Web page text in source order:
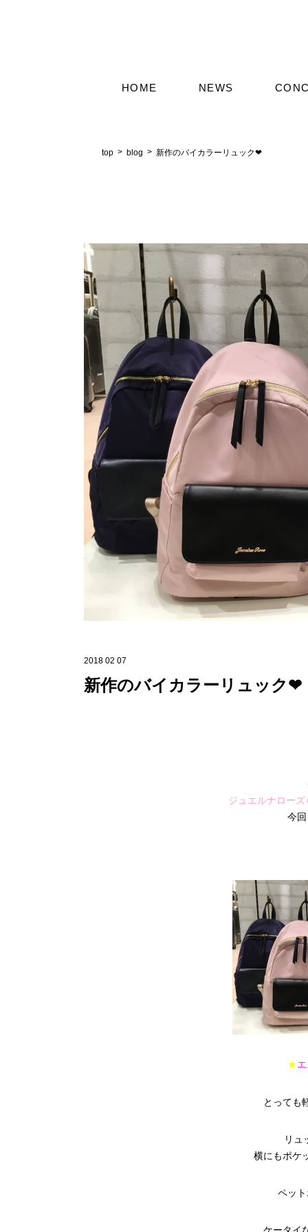
HOME NEWS
top blog 新作のバイカラーリュック❤︎
2018 02 07
新作のバイカラーリュック❤︎
ジュエルナロー
今
★
とっても
リュ
横にもポケ
ペッ
ケータイ